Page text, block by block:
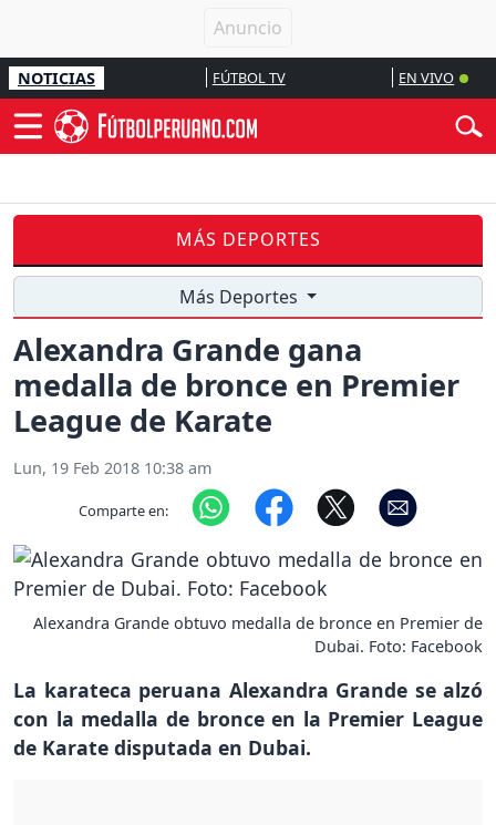
NOTICIAS FÚTBOL TV EN VIVO
MÁS DEPORTES
Más Deportes
Alexandra Grande gana
medalla de bronce en Premier
League de Karate
Lun, 19 Feb 2018 10:38 am
Comparte en:
Alexandra Grande obtuvo medalla de bronce en Premier de
Dubai. Foto: Facebook
La karateca peruana Alexandra Grande se alzó
con la medalla de bronce en la Premier League
de Karate disputada en Dubai.